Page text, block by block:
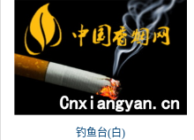
钓鱼台(白)